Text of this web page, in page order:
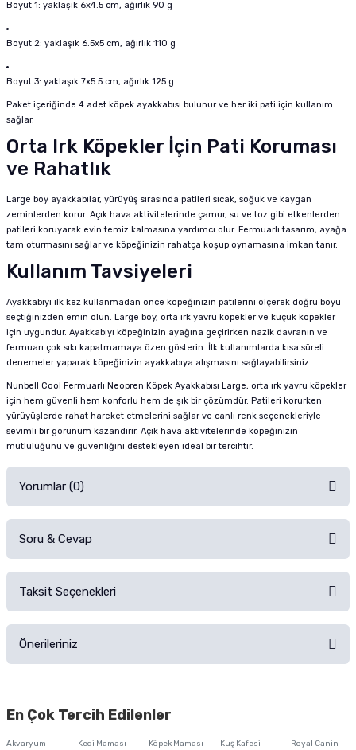
Boyut 1: yaklaşık 6x4.5 cm, ağırlık 90 g
Boyut 2: yaklaşık 6.5x5 cm, ağırlık 110 g
Boyut 3: yaklaşık 7x5.5 cm, ağırlık 125 g
Paket içeriğinde 4 adet köpek ayakkabısı bulunur ve her iki pati için kullanım
sağlar.
Orta Irk Köpekler İçin Pati Koruması
ve Rahatlık
Large boy ayakkabılar, yürüyüş sırasında patileri sıcak, soğuk ve kaygan
zeminlerden korur. Açık hava aktivitelerinde çamur, su ve toz gibi etkenlerden
patileri koruyarak evin temiz kalmasına yardımcı olur. Fermuarlı tasarım, ayağa
tam oturmasını sağlar ve köpeğinizin rahatça koşup oynamasına imkan tanır.
Kullanım Tavsiyeleri
Ayakkabıyı ilk kez kullanmadan önce köpeğinizin patilerini ölçerek doğru boyu
seçtiğinizden emin olun. Large boy, orta ırk yavru köpekler ve küçük köpekler
için uygundur. Ayakkabıyı köpeğinizin ayağına geçirirken nazik davranın ve
fermuarı çok sıkı kapatmamaya özen gösterin. İlk kullanımlarda kısa süreli
denemeler yaparak köpeğinizin ayakkabıya alışmasını sağlayabilirsiniz.
Nunbell Cool Fermuarlı Neopren Köpek Ayakkabısı Large, orta ırk yavru köpekler
için hem güvenli hem konforlu hem de şık bir çözümdür. Patileri korurken
yürüyüşlerde rahat hareket etmelerini sağlar ve canlı renk seçenekleriyle
sevimli bir görünüm kazandırır. Açık hava aktivitelerinde köpeğinizin
mutluluğunu ve güvenliğini destekleyen ideal bir tercihtir.
Yorumlar (0)
Ürünü Satın Al ve Yorumla
Soru & Cevap
Taksit Seçenekleri
Önerileriniz
iletebilirsiniz.
En Çok Tercih Edilenler
Akvaryum
Kedi Maması
Köpek Maması
Kuş Kafesi
Royal Canin